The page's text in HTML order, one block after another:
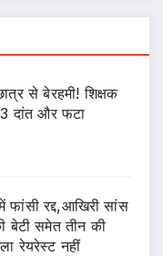
से बेरहमी! शिक्षक
दांत और फटा
फांसी रद्द,आखिरी सांस
बेटी समेत तीन की
रेयरेस्ट नहीं